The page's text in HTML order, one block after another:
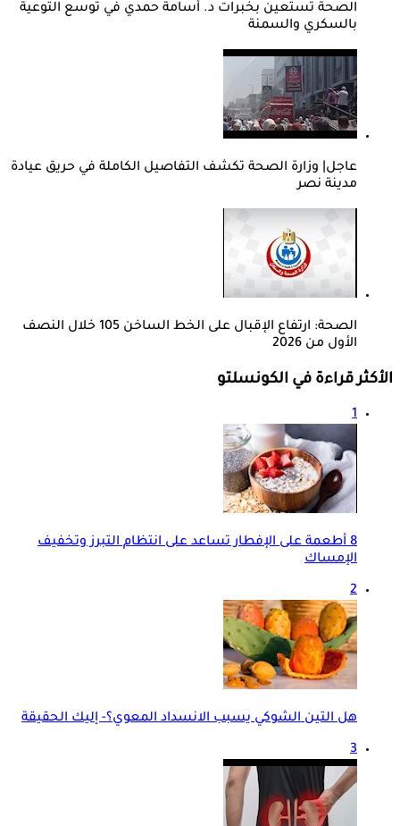
الصحة تستعين بخبرات د. أسامة حمدي في توسع التوعية
بالسكري والسمنة
عاجل| وزارة الصحة تكشف التفاصيل الكاملة في حريق عيادة
مدينة نصر
الصحة: ارتفاع الإقبال على الخط الساخن 105 خلال النصف
الأول من 2026
الأكثر قراءة في الكونسلتو
1
8 أطعمة على الإفطار تساعد على انتظام التبرز وتخفيف
الإمساك
2
هل التين الشوكي يسبب الانسداد المعوي؟- إليك الحقيقة
3